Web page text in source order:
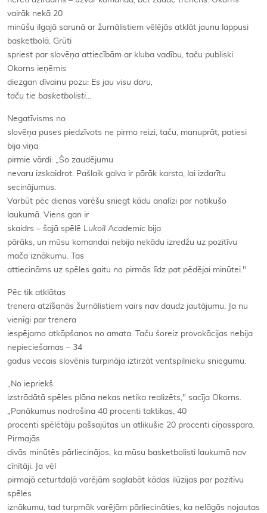
vairāk nekā 20
minūšu ilgajā sarunā ar žurnālistiem vēlējās atklāt jaunu lappusi
basketbolā. Grūti
spriest par slovēņa attiecībām ar kluba vadību, taču publiski
Okorns ieņēmis
diezgan dīvainu pozu: Es jau visu daru,
taču tie basketbolisti…
Negatīvisms no
slovēņa puses piedzīvots ne pirmo reizi, taču, manuprāt, patiesi
bija viņa
pirmie vārdi: „Šo zaudējumu
nevaru izskaidrot. Pašlaik galva ir pārāk karsta, lai izdarītu
secinājumus.
Varbūt pēc dienas varēšu sniegt kādu analīzi par notikušo
laukumā. Viens gan ir
skaidrs – šajā spēlē Lukoil Academic bija
pārāks, un mūsu komandai nebija nekādu izredžu uz pozitīvu
mača iznākumu. Tas
attiecināms uz spēles gaitu no pirmās līdz pat pēdējai minūtei."
Pēc tik atklātas
trenera atzīšanās žurnālistiem vairs nav daudz jautājumu. Ja nu
vienīgi par trenera
iespējamo atkāpšanos no amata. Taču šoreiz provokācijas nebija
nepieciešamas – 34
gadus vecais slovēnis turpināja iztirzāt ventspilnieku sniegumu.
„No iepriekš
izstrādātā spēles plāna nekas netika realizēts," sacīja Okorns.
„Panākumus nodrošina 40 procenti taktikas, 40
procenti spēlētāju pašsajūtas un atlikušie 20 procenti cīņasspara.
Pirmajās
divās minūtēs pārliecinājos, ka mūsu basketbolisti laukumā nav
cīnītāji. Ja vēl
pirmajā ceturtdaļā varējām saglabāt kādas ilūzijas par pozitīvu
spēles
iznākumu, tad turpmāk varējām pārliecināties, ka nelāgās nojautas